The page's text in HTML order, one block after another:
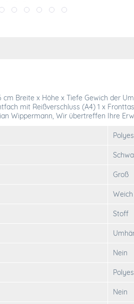
Breite x Höhe x Tiefe Gewich der
mit Reißverschluss (A4) 1 x
Wippermann, Wir übertreffen Ihre
Groß
Weich
Stoff
Nein
Nein